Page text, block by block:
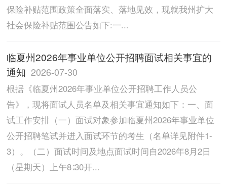
保险补贴范围政策全面落实、落地见效，现就我州扩大
社会保险补贴范围公告如下:一...
临夏州2026年事业单位公开招聘面试相关事宜的
通知 2026-07-30
根据《临夏州2026年事业单位公开招聘工作人员公
告》，现将面试人员名单及相关事宜通知如下：一、面
试工作安排（一）面试对象参加临夏州2026年事业单位
公开招聘笔试并进入面试环节的考生（名单详见附件1-
3）。（二）面试时间及地点面试时间自2026年8月2日
（星期天）上午8∶30开...